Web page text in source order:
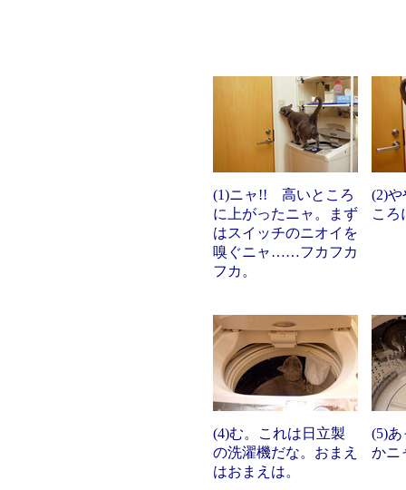
(1)ニャ!! 高いところ
に上がったニャ。まず
はスイッチのニオイを
嗅ぐニャ……フカフカ
フカ。
(2)
ころ
(4)む。これは日立製
の洗濯機だな。おまえ
はおまえは。
(5)
かニ